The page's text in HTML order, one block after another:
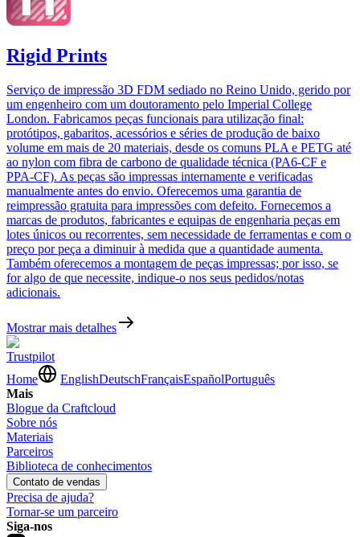
Rigid Prints
Serviço de impressão 3D FDM sediado no Reino Unido, gerido por
um engenheiro com um doutoramento pelo Imperial College
London. Fabricamos peças funcionais para utilização final:
protótipos, gabaritos, acessórios e séries de produção de baixo
volume em mais de 20 materiais, desde os comuns PLA e PETG até
ao nylon com fibra de carbono de qualidade técnica (PA6-CF e
PPA-CF). As peças são impressas internamente e verificadas
manualmente antes do envio. Oferecemos uma garantia de
reimpressão gratuita para impressões com defeito. Fornecemos a
marcas de produtos, fabricantes e equipas de engenharia peças em
lotes únicos ou recorrentes, sem necessidade de ferramentas e com o
preço por peça a diminuir à medida que a quantidade aumenta.
Também oferecemos a montagem de peças impressas; por isso, se
for algo de que necessite, indique-o nos seus pedidos/notas
adicionais.
Mostrar mais detalhes
Trustpilot
Home
EnglishDeutschFrançaisEspañolPortuguês
Mais
Blogue da Craftcloud
Sobre nós
Materiais
Parceiros
Biblioteca de conhecimentos
Contato de vendas
Precisa de ajuda?
Tornar-se um parceiro
Siga-nos